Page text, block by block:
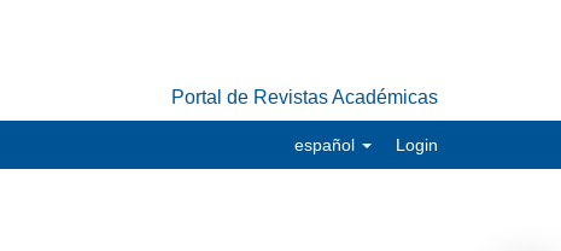
Portal de Revistas Académicas
español Login